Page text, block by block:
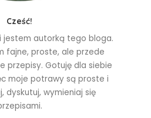
Cześć!
jestem autorką tego bloga.
fajne, proste, ale przede
przepisy. Gotuję dla siebie
moje potrawy są proste i
dyskutuj, wymieniaj się